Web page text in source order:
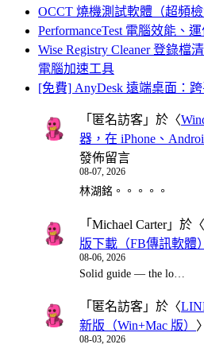
OCCT 燒機測試軟體（超頻檢
PerformanceTest 電腦效能、
Wise Registry Cleaner 登錄檔
電腦加速工具
[免費] AnyDesk 遠端桌面：
「 匿名訪客 」於〈
器，在 iPhone、
發佈留言
08-07, 2026
林湖銘。。。。。
「 Michael Carter」於〈
版下載（FB傳訊軟體）
08-06, 2026
Solid guide — the lo…
「 匿名訪客 」於〈
新版（Win+Mac 版）
08-03, 2026